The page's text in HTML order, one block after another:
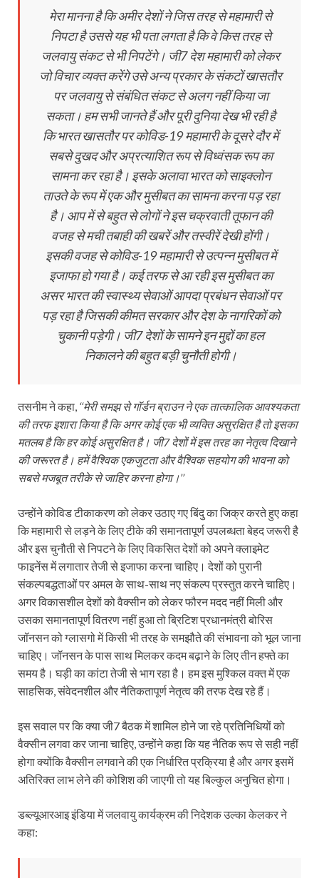
मेरा मानना है कि अमीर देशों ने जिस तरह से महामारी से
निपटा है उससे यह भी पता लगता है कि वे किस तरह से
जलवायु संकट से भी निपटेंगे। जी7 देश महामारी को लेकर
जो विचार व्यक्त करेंगे उसे अन्य प्रकार के संकटों खासतौर
पर जलवायु से संबंधित संकट से अलग नहीं किया जा
सकता। हम सभी जानते हैं और पूरी दुनिया देख भी रही है
कि भारत खासतौर पर कोविड-19 महामारी के दूसरे दौर में
सबसे दुखद और अप्रत्याशित रूप से विध्वंसक रूप का
सामना कर रहा है। इसके अलावा भारत को साइक्लोन
ताउते के रूप में एक और मुसीबत का सामना करना पड़ रहा
है। आप में से बहुत से लोगों ने इस चक्रवाती तूफान की
वजह से मची तबाही की खबरें और तस्वीरें देखी होंगी।
इसकी वजह से कोविड-19 महामारी से उत्पन्न मुसीबत में
इजाफा हो गया है। कई तरफ से आ रही इस मुसीबत का
असर भारत की स्वास्थ्य सेवाओं आपदा प्रबंधन सेवाओं पर
पड़ रहा है जिसकी कीमत सरकार और देश के नागरिकों को
चुकानी पड़ेगी। जी7 देशों के सामने इन मुद्दों का हल
निकालने की बहुत बड़ी चुनौती होगी।
तसनीम ने कहा, ‘‘मेरी समझ से गॉर्डन ब्राउन ने एक तात्कालिक आवश्यकता
की तरफ इशारा किया है कि अगर कोई एक भी व्यक्ति असुरक्षित है तो इसका
मतलब है कि हर कोई असुरक्षित है। जी7 देशों में इस तरह का नेतृत्‍व दिखाने
की जरूरत है। हमें वैश्विक एकजुटता और वैश्विक सहयोग की भावना को
सबसे मजबूत तरीके से जाहिर करना होगा।’’
उन्होंने कोविड टीकाकरण को लेकर उठाए गए बिंदु का जिक्र करते हुए कहा
कि महामारी से लड़ने के लिए टीके की समानतापूर्ण उपलब्धता बेहद जरूरी है
और इस चुनौती से निपटने के लिए विकसित देशों को अपने क्लाइमेट
फाइनेंस में लगातार तेजी से इजाफा करना चाहिए। देशों को पुरानी
संकल्पबद्धताओं पर अमल के साथ-साथ नए संकल्प प्रस्तुत करने चाहिए।
अगर विकासशील देशों को वैक्सीन को लेकर फौरन मदद नहीं मिली और
उसका समानतापूर्ण वितरण नहीं हुआ तो ब्रिटिश प्रधानमंत्री बोरिस
जॉनसन को ग्लासगो में किसी भी तरह के समझौते की संभावना को भूल जाना
चाहिए। जॉनसन के पास साथ मिलकर कदम बढ़ाने के लिए तीन हफ्ते का
समय है। घड़ी का कांटा तेजी से भाग रहा है। हम इस मुश्किल वक्त में एक
साहसिक, संवेदनशील और नैतिकतापूर्ण नेतृत्व की तरफ देख रहे हैं।
इस सवाल पर कि क्या जी7 बैठक में शामिल होने जा रहे प्रतिनिधियों को
वैक्सीन लगवा कर जाना चाहिए, उन्होंने कहा कि यह नैतिक रूप से सही नहीं
होगा क्योंकि वैक्सीन लगवाने की एक निर्धारित प्रक्रिया है और अगर इसमें
अतिरिक्त लाभ लेने की कोशिश की जाएगी तो यह बिल्‍कुल अनुचित होगा।
डब्‍ल्‍यूआरआइ इंडिया में जलवायु कार्यक्रम की निदेशक उल्का केलकर ने
कहा: